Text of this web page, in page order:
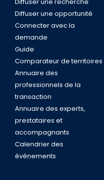
Diffuser une opportunité
Connecter avec la
demande
Guide
Comparateur de territoires
Annuaire des
professionnels de la
transaction
Annuaire des experts,
prestataires et
accompagnants
Calendrier des
événements